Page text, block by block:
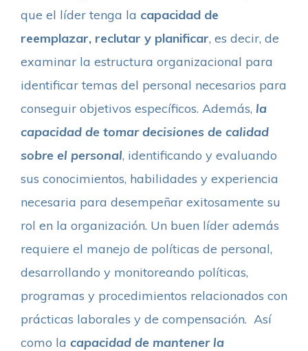
que el líder tenga la capacidad de
reemplazar, reclutar y planificar, es decir, de
examinar la estructura organizacional para
identificar temas del personal necesarios para
conseguir objetivos específicos. Además, la
capacidad de tomar decisiones de calidad
sobre el personal, identificando y evaluando
sus conocimientos, habilidades y experiencia
necesaria para desempeñar exitosamente su
rol en la organización. Un buen líder además
requiere el manejo de políticas de personal,
desarrollando y monitoreando políticas,
programas y procedimientos relacionados con
prácticas laborales y de compensación. Así
como la capacidad de mantener la